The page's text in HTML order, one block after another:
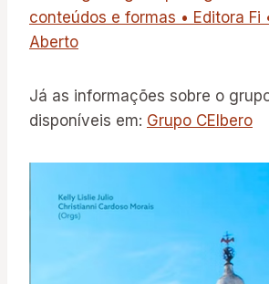
conteúdos e formas • Editora Fi
Aberto
Já as informações sobre o
disponíveis em: Grupo CEIbero